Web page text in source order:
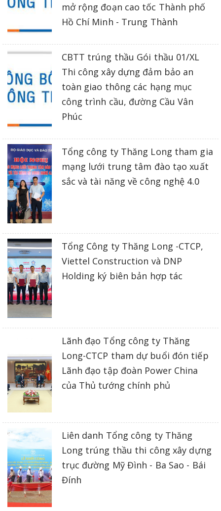
mở rộng đoạn cao tốc Thành phố
Hồ Chí Minh - Trung Thành
CBTT trúng thầu Gói thầu 01/XL
Thi công xây dựng đảm bảo an
toàn giao thông các hạng mục
công trình cầu, đường Cầu Vân
Phúc
Tổng công ty Thăng Long tham gia
mạng lưới trung tâm đào tạo xuất
sắc và tài năng về công nghệ 4.0
Tổng Công ty Thăng Long -CTCP,
Viettel Construction và DNP
Holding ký biên bản hợp tác
Lãnh đạo Tổng công ty Thăng
Long-CTCP tham dự buổi đón tiếp
Lãnh đạo tập đoàn Power China
của Thủ tướng chính phủ
Liên danh Tổng công ty Thăng
Long trúng thầu thi công xây dựng
trục đường Mỹ Đình - Ba Sao - Bái
Đính